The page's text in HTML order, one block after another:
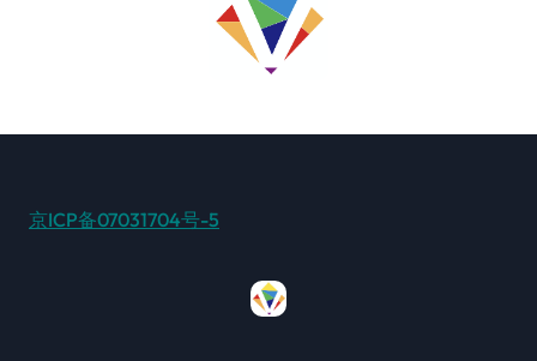
京ICP备07031704号-5